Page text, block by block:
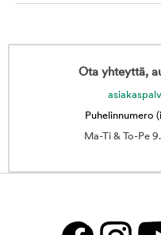
Ota yhteyttä,
Puhelinnumero
Ma-Ti & To-Pe